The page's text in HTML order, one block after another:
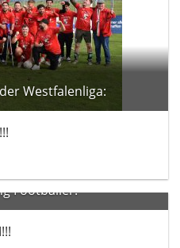
Westfalenliga:
Footballer: